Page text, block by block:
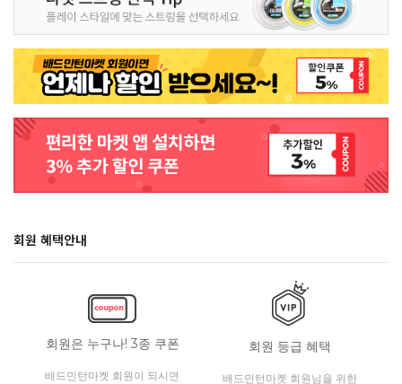
회원 혜택안내
회원은 누구나! 3종 쿠폰
배드민턴마켓 회원이 되시면
회원 등급 혜택
배드민턴마켓 회원님을 위한